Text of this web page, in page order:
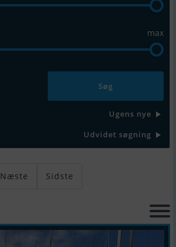
max
Ugens nye
Udvidet søgning
Næste Sidste